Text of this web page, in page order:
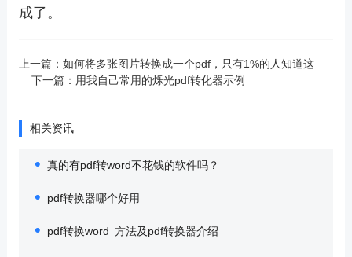
成了。
上一篇： 如何将多张图片转换成一个pdf，只有1%的人知道这
下一篇： 用我自己常用的烁光pdf转化器示例
相关资讯
真的有pdf转word不花钱的软件吗？
pdf转换器哪个好用
pdf转换word 方法及pdf转换器介绍